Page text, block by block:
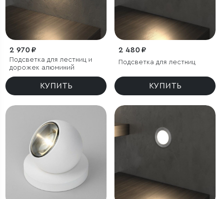
2 970 ₽
Подсветка для лестниц и
дорожек алюминий
КУПИТЬ
2 480 ₽
Подсветка для лестниц
КУПИТЬ